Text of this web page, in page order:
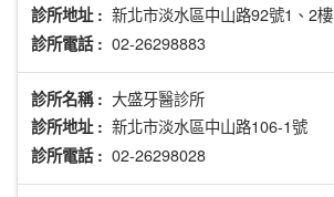
診所地址 : 新北市淡水區中山路92號1、2樓
診所電話 : 02-26298883
診所名稱 : 大盛牙醫診所
診所地址 : 新北市淡水區中山路106-1號
診所電話 : 02-26298028